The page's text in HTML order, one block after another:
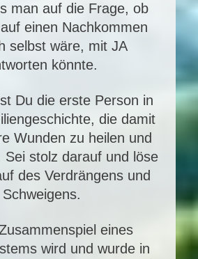
man auf die Frage, ob
einen Nachkommen
selbst wäre, mit JA
könnte.
Du die erste Person in
die damit
Wunden zu heilen und
Sei stolz darauf und löse
des Verdrängens und
Schweigens.
eines
wird und wurde in